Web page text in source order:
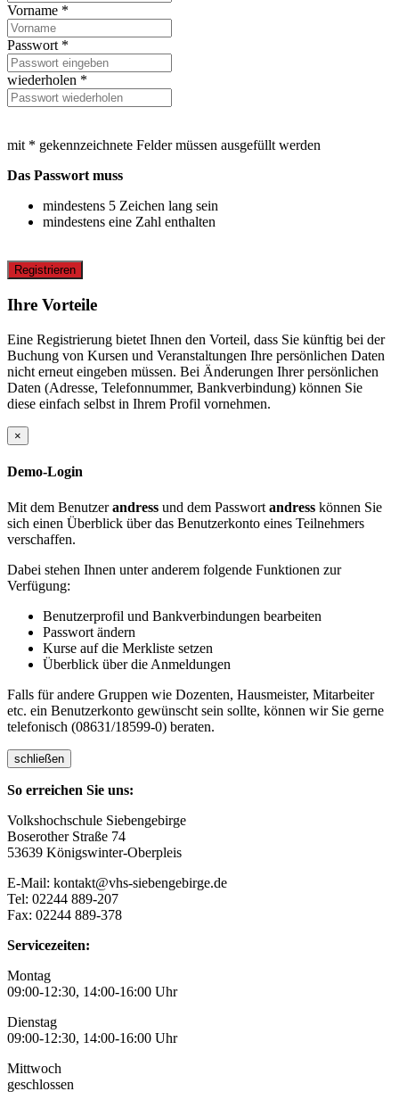
Vorname *
Passwort *
wiederholen *
mit * gekennzeichnete Felder müssen ausgefüllt werden
Das Passwort muss
mindestens 5 Zeichen lang sein
mindestens eine Zahl enthalten
Registrieren
Ihre Vorteile
Eine Registrierung bietet Ihnen den Vorteil, dass Sie künftig bei der
Buchung von Kursen und Veranstaltungen Ihre persönlichen Daten
nicht erneut eingeben müssen. Bei Änderungen Ihrer persönlichen
Daten (Adresse, Telefonnummer, Bankverbindung) können Sie
diese einfach selbst in Ihrem Profil vornehmen.
×
Demo-Login
Mit dem Benutzerandress und dem Passwort andress können Sie
sich einen Überblick über das Benutzerkonto eines Teilnehmers
verschaffen.
Dabei stehen Ihnen unter anderem folgende Funktionen zur
Verfügung:
Benutzerprofil und Bankverbindungen bearbeiten
Passwort ändern
Kurse auf die Merkliste setzen
Überblick über die Anmeldungen
Falls für andere Gruppen wie Dozenten, Hausmeister, Mitarbeiter
etc. ein Benutzerkonto gewünscht sein sollte, können wir Sie gerne
telefonisch (08631/18599-0) beraten.
schließen
So erreichen Sie uns:
Volkshochschule Siebengebirge
Boserother Straße 74
53639 Königswinter-Oberpleis
E-Mail: kontakt@vhs-siebengebirge.de
Tel: 02244 889-207
Fax: 02244 889-378
Servicezeiten:
Montag
09:00-12:30, 14:00-16:00 Uhr
Dienstag
09:00-12:30, 14:00-16:00 Uhr
Mittwoch
geschlossen